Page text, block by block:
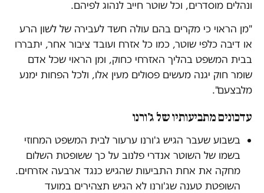
ונהלים מוסדרים, וכל שוטר חייב לנהוג לפיהם.
"מן הראוי כי מקרים בהם עולה חשד לעבירה של לשון הרע
או דיבה כלפי שוטר, כמו כל אזרח ועובד ציבור אחר, יתבררו
בבית המשפט בהליך האזרחי כחוק, ומן הראוי שכל אדם
שומר חוק יגנה מעשים פסולים מעין אלו, ולכל הפחות ימנע
מלבצעם".
עדכונים מתביעותיו של ג'ורנו
בשבוע שעבר הגיש ג'ורנו ערעור לבית המשפט המחוזי
בשמו של השוטר אנדרי פלנוב על כך ששופטת השלום
מחקה את אחת התביעות שהגיש כנגד ארבעה אזרחים.
השופטת טענה שג'ורנו לא הגיש תצהירים במועד